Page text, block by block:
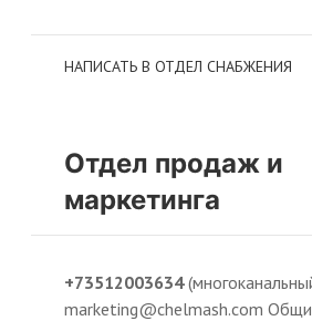
НАПИСАТЬ В ОТДЕЛ СНАБЖЕНИЯ
Отдел продаж и
маркетинга
+73512003634
marketing@chelmash.com